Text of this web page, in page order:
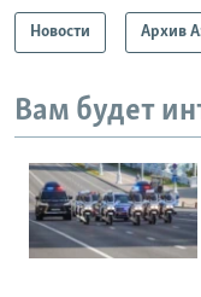
Новости Архив
Вам будет